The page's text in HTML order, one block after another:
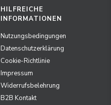
HILFREICHE
INFORMATIONEN
Nutzungsbedingungen
Datenschutzerklärung
Cookie-Richtlinie
Impressum
Widerrufsbelehrung
B2B Kontakt